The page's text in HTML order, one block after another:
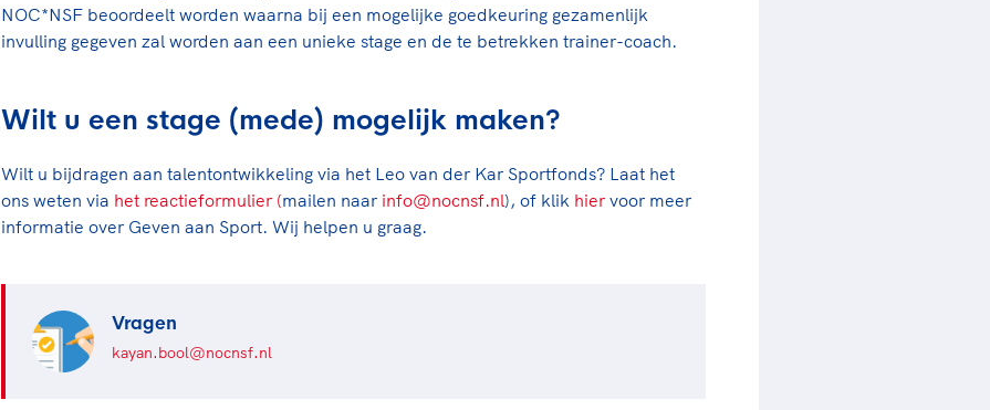
NOC*NSF beoordeelt worden waarna bij een mogelijke goedkeuring gezamenlijk
invulling gegeven zal worden aan een unieke stage en de te betrekken trainer-coach.
Wilt u een stage (mede) mogelijk maken?
Wilt u bijdragen aan talentontwikkeling via het Leo van der Kar Sportfonds? Laat het
ons weten via het reactieformulier (mailen naar info@nocnsf.nl), of klik hier voor meer
informatie over Geven aan Sport. Wij helpen u graag.
Vragen
kayan.bool@nocnsf.nl